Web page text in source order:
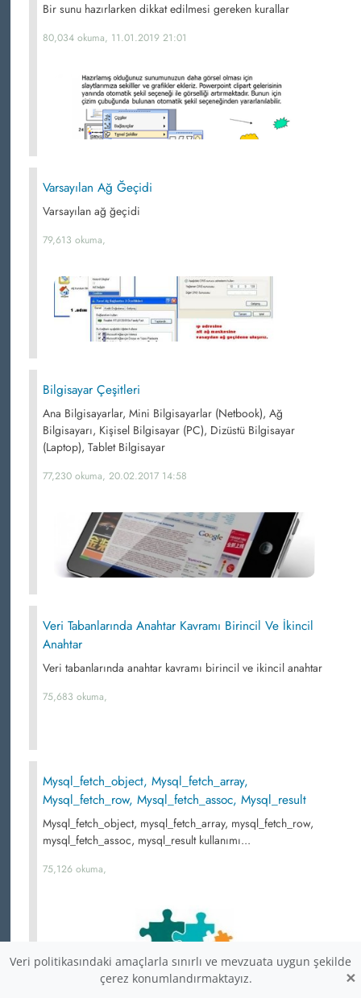
Bir sunu hazırlarken dikkat edilmesi gereken kurallar
80,034 okuma, 11.01.2019 21:01
Varsayılan Ağ Ğeçidi
Varsayılan ağ ğeçidi
79,613 okuma,
Bilgisayar Çeşitleri
Ana Bilgisayarlar, Mini Bilgisayarlar (Netbook), Ağ
Bilgisayarı, Kişisel Bilgisayar (PC), Dizüstü Bilgisayar
(Laptop), Tablet Bilgisayar
77,230 okuma, 20.02.2017 14:58
Veri Tabanlarında Anahtar Kavramı Birincil Ve İkincil
Anahtar
Veri tabanlarında anahtar kavramı birincil ve ikincil anahtar
75,683 okuma,
Mysql_fetch_object, Mysql_fetch_array,
Mysql_fetch_row, Mysql_fetch_assoc, Mysql_result
Mysql_fetch_object, mysql_fetch_array, mysql_fetch_row,
mysql_fetch_assoc, mysql_result kullanımı...
75,126 okuma,
Veri politikasındaki amaçlarla sınırlı ve mevzuata uygun şekilde
çerez konumlandırmaktayız.
×